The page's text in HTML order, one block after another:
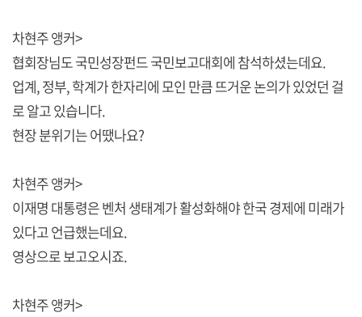
차현주 앵커>
협회장님도 국민성장펀드 국민보고대회에 참석하셨는데요.
업계, 정부, 학계가 한자리에 모인 만큼 뜨거운 논의가 있었던 걸
로 알고 있습니다.
현장 분위기는 어땠나요?
차현주 앵커>
이재명 대통령은 벤처 생태계가 활성화해야 한국 경제에 미래가
있다고 언급했는데요.
영상으로 보고오시죠.
차현주 앵커>